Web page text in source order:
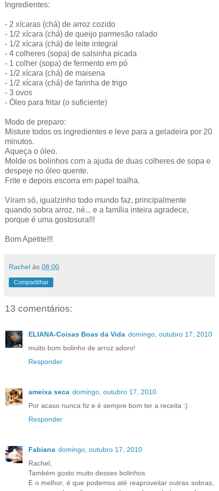
Ingredientes:
- 2 xícaras (chá) de arroz cozido
- 1/2 xícara (chá) de queijo parmesão ralado
- 1/2 xícara (chá) de leite integral
- 4 colheres (sopa) de salsinha picada
- 1 colher (sopa) de fermento em pó
- 1/2 xícara (chá) de maisena
- 1/2 xícara (chá) de farinha de trigo
- 3 ovos
- Óleo para fritar (o suficiente)
Modo de preparo:
Misture todos os ingredientes e leve para a geladeira por 20
minutos.
Aqueça o óleo.
Molde os bolinhos com a ajuda de duas colheres de sopa e
despeje no óleo quente.
Frite e depois escorra em papel toalha.
Viram só, igualzinho todo mundo faz, principalmente
quando sobra arroz, né... e a família inteira agradece,
porque é uma gostosura!!!
Bom Apetite!!!
Rachel às 08:00
Compartilhar
13 comentários:
ELIANA-Coisas Boas da Vida domingo, outubro 17, 2010
muito bom bolinho de arroz adoro!
Responder
ameixa seca domingo, outubro 17, 2010
Por acaso nunca fiz e é sempre bom ter a receita :)
Responder
Fabiana domingo, outubro 17, 2010
Rachel,
Também gosto muito desses bolinhos.
E o melhor, é que podemos até reaproveitar outras sobras,